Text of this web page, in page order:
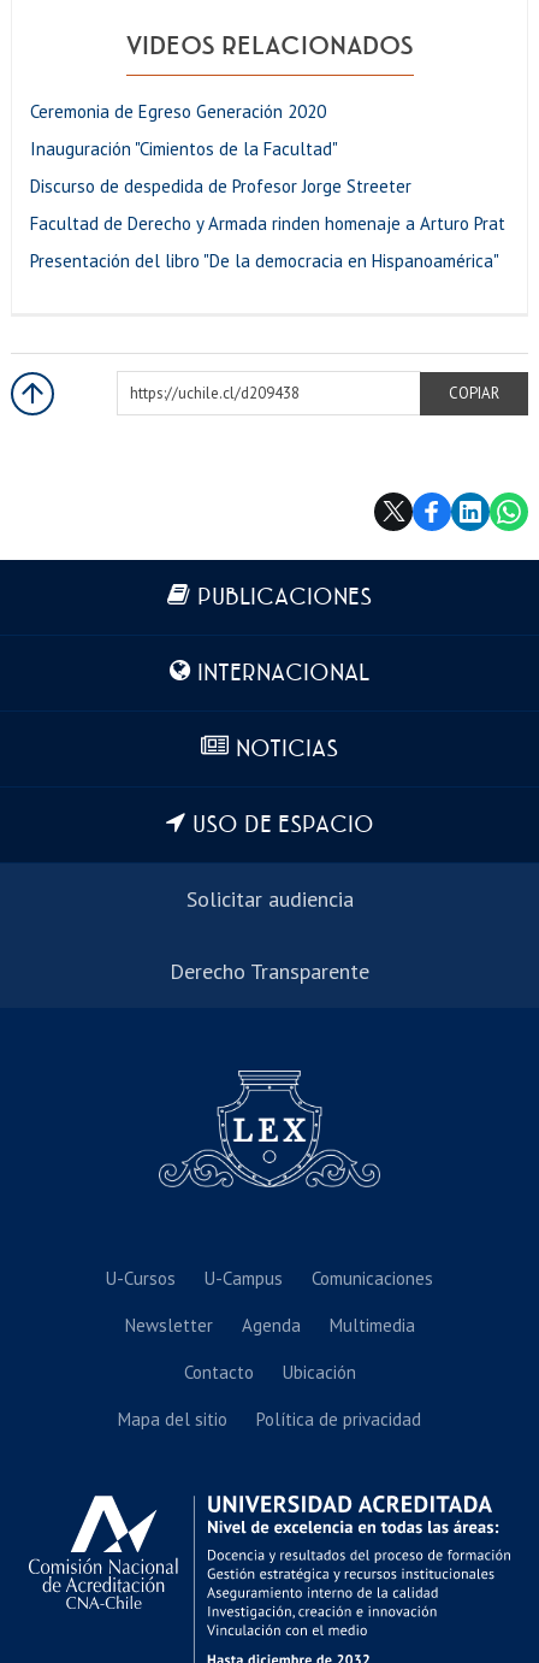
VIDEOS RELACIONADOS
Ceremonia de Egreso Generación 2020
Inauguración "Cimientos de la Facultad"
Discurso de despedida de Profesor Jorge Streeter
Facultad de Derecho y Armada rinden homenaje a Arturo Prat
Presentación del libro "De la democracia en Hispanoamérica"
https://uchile.cl/d209438
COPIAR
Más información
PUBLICACIONES
INTERNACIONAL
NOTICIAS
USO DE ESPACIO
Solicitar audiencia
Derecho Transparente
U-Cursos U-Campus Comunicaciones
Newsletter Agenda Multimedia
Contacto Ubicación
Mapa del sitio Política de privacidad